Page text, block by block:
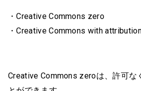
・Creative Commons zero
・Creative Commons with
Creative Commons zeroは、許可な